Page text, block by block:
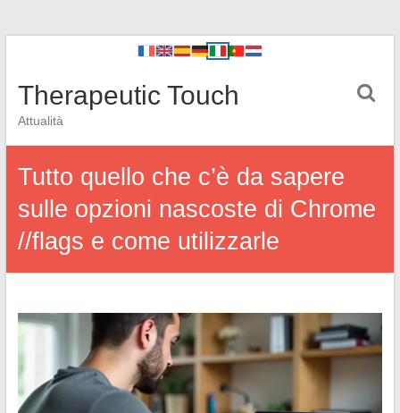
Therapeutic Touch
Attualità
Tutto quello che c’è da sapere
sulle opzioni nascoste di Chrome
//flags e come utilizzarle